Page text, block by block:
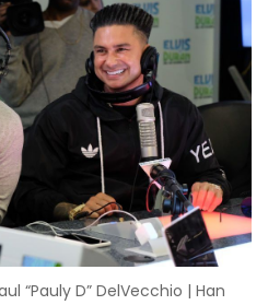
“Pauly D” DelVecchio | Han